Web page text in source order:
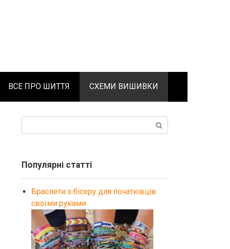
ВСЕ ПРО ШИТТЯ СХЕМИ ВИШИВКИ
Популярні статті
Браслети з бісеру для початківців
своїми руками